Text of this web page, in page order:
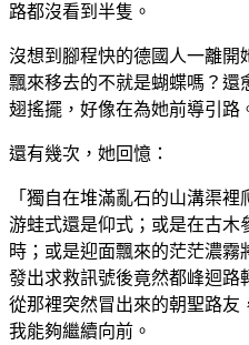
路都沒看到半隻。
沒想到腳程快的德國人一離開
飄來移去的不就是蝴蝶嗎？還
翅搖擺，好像在為她前導引路
還有幾次，她回憶：
「獨自在堆滿亂石的山溝渠
游蛙式還是仰式；或是在古木
時；或是迎面飄來的茫茫濃
發出求救訊號後竟然都峰迴
從那裡突然冒出來的朝聖路友
我能夠繼續向前。